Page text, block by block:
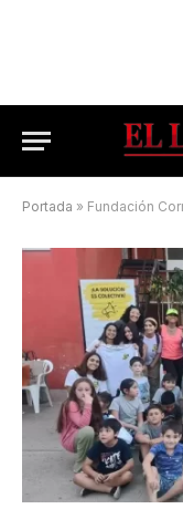
Portada » Fundación